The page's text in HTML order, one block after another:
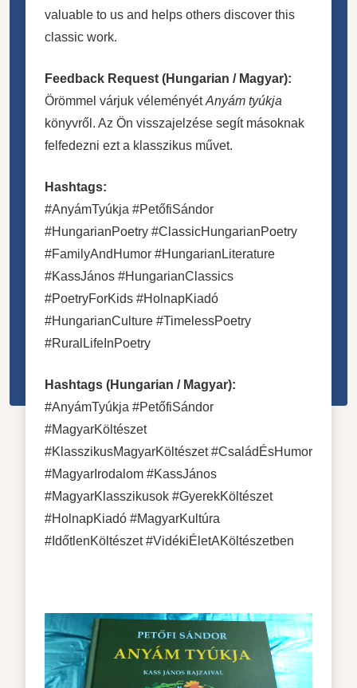
valuable to us and helps others discover this
classic work.
Feedback Request (Hungarian / Magyar):
Örömmel várjuk véleményétAnyám tyúkja
könyvről. Az Ön visszajelzése segít másoknak
felfedezni ezt a klasszikus művet.
Hashtags:
#AnyámTyúkja #PetőfiSándor
#HungarianPoetry #ClassicHungarianPoetry
#FamilyAndHumor #HungarianLiterature
#KassJános #HungarianClassics
#PoetryForKids #HolnapKiadó
#HungarianCulture #TimelessPoetry
#RuralLifeInPoetry
Hashtags (Hungarian / Magyar):
#AnyámTyúkja #PetőfiSándor
#MagyarKöltészet
#KlasszikusMagyarKöltészet #CsaládÉsHumor
#MagyarIrodalom #KassJános
#MagyarKlasszikusok #GyerekKöltészet
#HolnapKiadó #MagyarKultúra
#IdőtlenKöltészet #VidékiÉletAKöltészetben